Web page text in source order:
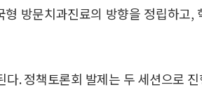
방문치과진료의 방향을 정립하고,
. 정책토론회 발제는 두 세션으로